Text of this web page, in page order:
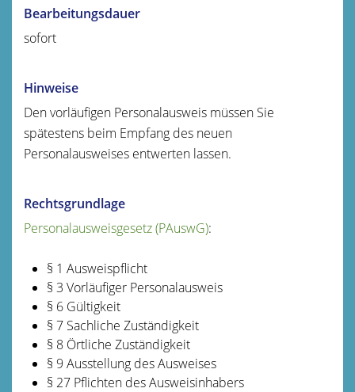
Bearbeitungsdauer
sofort
Hinweise
Den vorläufigen Personalausweis müssen Sie
spätestens beim Empfang des neuen
Personalausweises entwerten lassen.
Rechtsgrundlage
Personalausweisgesetz (PAuswG):
§ 1 Ausweispflicht
§ 3 Vorläufiger Personalausweis
§ 6 Gültigkeit
§ 7 Sachliche Zuständigkeit
§ 8 Örtliche Zuständigkeit
§ 9 Ausstellung des Ausweises
§ 27 Pflichten des Ausweisinhabers